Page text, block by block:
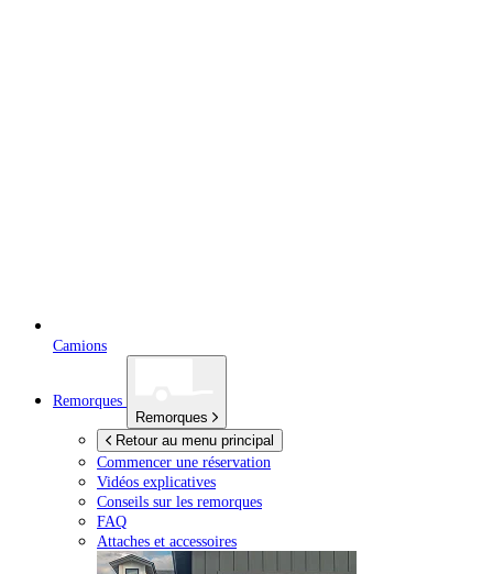
Camions
Remorques
Remorques
Retour au menu principal
Commencer une réservation
Vidéos explicatives
Conseils sur les remorques
FAQ
Attaches et accessoires